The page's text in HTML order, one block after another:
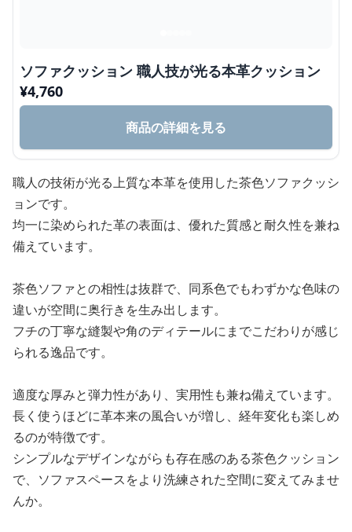
ソファクッション 職人技が光る本革クッション
¥4,760
商品の詳細を見る
職人の技術が光る上質な本革を使用した茶色ソファクッシ
ョンです。
均一に染められた革の表面は、優れた質感と耐久性を兼ね
備えています。
茶色ソファとの相性は抜群で、同系色でもわずかな色味の
違いが空間に奥行きを生み出します。
フチの丁寧な縫製や角のディテールにまでこだわりが感じ
られる逸品です。
適度な厚みと弾力性があり、実用性も兼ね備えています。
長く使うほどに革本来の風合いが増し、経年変化も楽しめ
るのが特徴です。
シンプルなデザインながらも存在感のある茶色クッション
で、ソファスペースをより洗練された空間に変えてみませ
んか。